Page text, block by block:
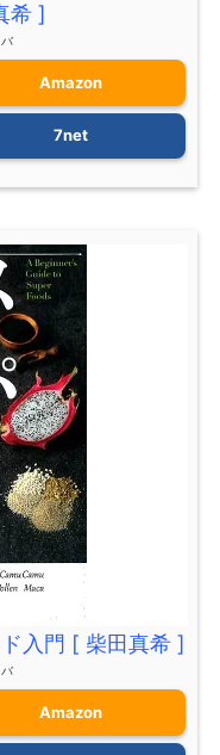
希 ]
Amazon
7net
入門 [ 柴田真希 ]
Amazon